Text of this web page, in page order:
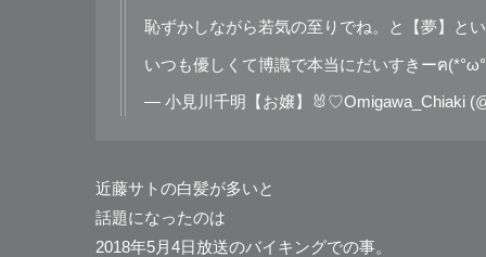
恥ずかしながら若気の至りでね。と【夢】と
いつも優しくて博識で本当にだいすきーฅ
— 小見川千明【お嬢】🐰♡Omigawa_Chiaki
近藤サトの白髪が多いと
話題になったのは
2018年5月4日放送のバイキングでの事。